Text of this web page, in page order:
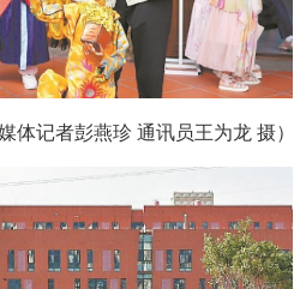
体记者彭燕珍 通讯员王为龙 摄）